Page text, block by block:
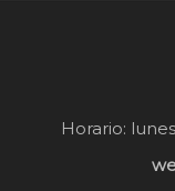
Horario: